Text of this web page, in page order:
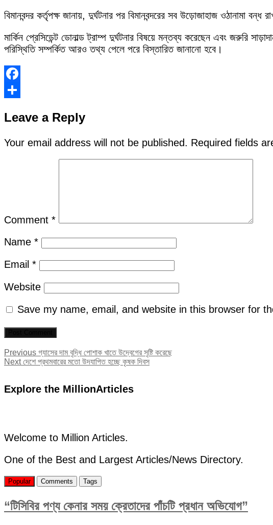
বিমানবন্দর কর্তৃপক্ষ জানায়, দুর্ঘটনার পর বিমানবন্দরের সব উড়োজাহাজ ওঠানামা
মার্কিন প্রেসিডেন্ট ডোনাল্ড ট্রাম্প দুর্ঘটনার বিষয়ে মন্তব্য করেছেন এবং জরুরি
পরিস্থিতি সম্পর্কিত আরও তথ্য পেলে পরে বিস্তারিত জানানো হবে।
Facebook
Leave a Reply
Your email address will not be published. Required fields
Comment *
Name *
Email *
Website
Save my name, email, and website in this browser for
Post
navigation
Previous Previous
post:
গ্যাসের দাম বৃদ্ধি পোশাক খাতে উদ্বেগের সৃষ্টি করেছে
Next Next
দেশে প্রথমবারের মতো উদযাপিত হচ্ছে কৃষক দিবস
Explore the MillionArticles
Welcome to Million Articles.
One of the Best and Largest Articles/News Directory.
Popular Comments Tags
“টিসিবির পণ্য কেনার সময় ক্রেতাদের পাঁচটি প্রধান অভিযোগ”